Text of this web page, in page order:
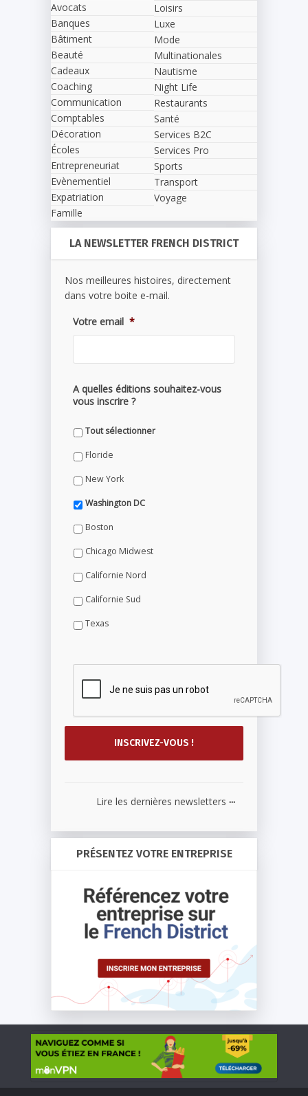
Avocats
Banques
Bâtiment
Beauté
Cadeaux
Coaching
Communication
Comptables
Décoration
Écoles
Entrepreneuriat
Evènementiel
Expatriation
Famille
Loisirs
Luxe
Mode
Multinationales
Nautisme
Night Life
Restaurants
Santé
Services B2C
Services Pro
Sports
Transport
Voyage
LA NEWSLETTER FRENCH DISTRICT
Nos meilleures histoires, directement
dans votre boite e-mail.
Votre email *
A quelles éditions souhaitez-vous
vous inscrire ?
Tout sélectionner
Floride
New York
Washington DC
Boston
Chicago Midwest
Californie Nord
Californie Sud
Texas
Lire les dernières newsletters ...
PRÉSENTEZ VOTRE ENTREPRISE